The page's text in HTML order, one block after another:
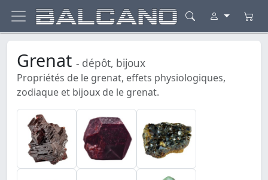
Grenat - dépôt, bijoux
Propriétés de le grenat, effets physiologiques,
zodiaque et bijoux de le grenat.